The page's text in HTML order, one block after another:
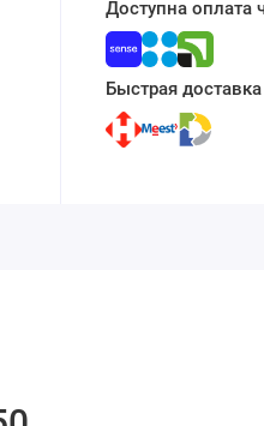
Доступна оплата
Быстрая